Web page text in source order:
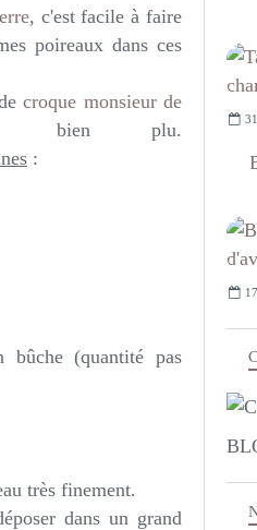
, c'est facile à faire
poireaux dans ces
croque monsieur de
plu.
:
bûche (quantité pas
très finement.
dans un grand